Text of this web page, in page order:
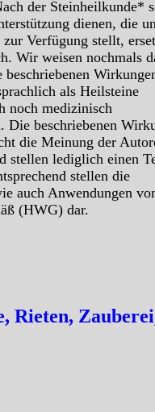
der Steinheilkunde*
dienen, die
Verfügung stellt,
Wir weisen nochmals
als Heilsteine
noch medizinisch
Die beschriebenen
die Meinung der
stellen lediglich einen
stellen die
auch Anwendungen
(HWG) dar.
Rieten,